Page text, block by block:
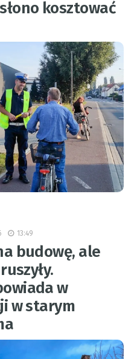
kosztować
13:49
budowę, ale
w
w starym